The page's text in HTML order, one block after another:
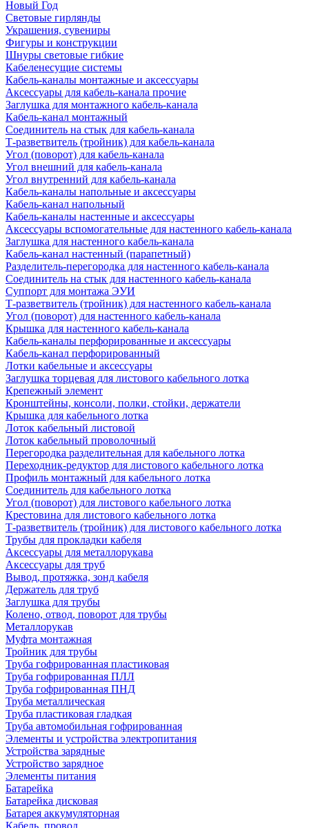
Новый Год
Световые гирлянды
Украшения, сувениры
Фигуры и конструкции
Шнуры световые гибкие
Кабеленесущие системы
Кабель-каналы монтажные и аксессуары
Аксессуары для кабель-канала прочие
Заглушка для монтажного кабель-канала
Кабель-канал монтажный
Соединитель на стык для кабель-канала
Т-разветвитель (тройник) для кабель-канала
Угол (поворот) для кабель-канала
Угол внешний для кабель-канала
Угол внутренний для кабель-канала
Кабель-каналы напольные и аксессуары
Кабель-канал напольный
Кабель-каналы настенные и аксессуары
Аксессуары вспомогательные для настенного кабель-канала
Заглушка для настенного кабель-канала
Кабель-канал настенный (парапетный)
Разделитель-перегородка для настенного кабель-канала
Соединитель на стык для настенного кабель-канала
Суппорт для монтажа ЭУИ
Т-разветвитель (тройник) для настенного кабель-канала
Угол (поворот) для настенного кабель-канала
Крышка для настенного кабель-канала
Кабель-каналы перфорированные и аксессуары
Кабель-канал перфорированный
Лотки кабельные и аксессуары
Заглушка торцевая для листового кабельного лотка
Крепежный элемент
Кронштейны, консоли, полки, стойки, держатели
Крышка для кабельного лотка
Лоток кабельный листовой
Лоток кабельный проволочный
Перегородка разделительная для кабельного лотка
Переходник-редуктор для листового кабельного лотка
Профиль монтажный для кабельного лотка
Соединитель для кабельного лотка
Угол (поворот) для листового кабельного лотка
Крестовина для листового кабельного лотка
Т-разветвитель (тройник) для листового кабельного лотка
Трубы для прокладки кабеля
Аксессуары для металлорукава
Аксессуары для труб
Вывод, протяжка, зонд кабеля
Держатель для труб
Заглушка для трубы
Колено, отвод, поворот для трубы
Металлорукав
Муфта монтажная
Тройник для трубы
Труба гофрированная пластиковая
Труба гофрированная ПЛЛ
Труба гофрированная ПНД
Труба металлическая
Труба пластиковая гладкая
Труба автомобильная гофрированная
Элементы и устройства электропитания
Устройства зарядные
Устройство зарядное
Элементы питания
Батарейка
Батарейка дисковая
Батарея аккумуляторная
Кабель, провод